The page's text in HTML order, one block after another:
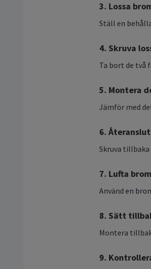
3. Lossa
Ställ en
4. Skruva
Ta bort de två
5. Montera
Jämför med
6.
Skruva
7. Lufta
Använden
8. Sätt
Montera
9.